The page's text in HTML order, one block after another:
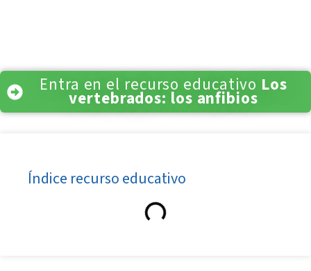
Entra en el recurso educativo Los
vertebrados: los anfibios
Índice recurso educativo